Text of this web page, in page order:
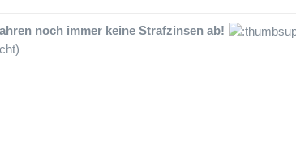
noch immer keine Strafzinsen ab!